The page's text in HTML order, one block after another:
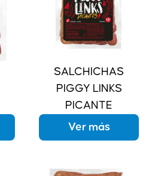
SALCHICHAS
PIGGY LINKS
PICANTE
Ver más